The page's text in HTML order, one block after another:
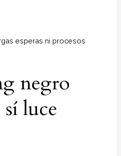
esperas ni procesos
negro
luce